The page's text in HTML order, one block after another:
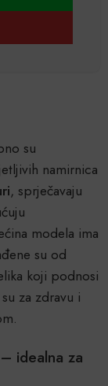
su
namirnica
, sprječavaju
modela ima
su od
koji podnosi
za zdravu i
idealna za